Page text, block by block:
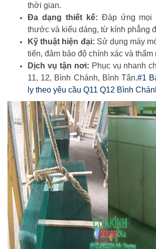
thời gian.
Đa dạng thiết kế: Đáp ứng mọi
thước và kiểu dáng, từ kính phẳng
Kỹ thuật hiện đại: Sử dụng máy
tiến, đảm bảo độ chính xác và thẩm
Dịch vụ tận nơi: Phục vụ nhanh
11, 12, Bình Chánh, Bình Tân.#1
ly theo yêu cầu Q11 Q12 Bình